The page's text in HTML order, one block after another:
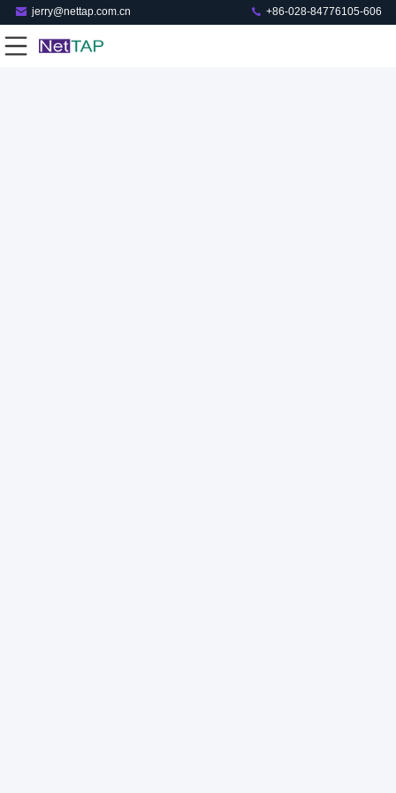
jerry@nettap.com.cn +86-028-84776105-606